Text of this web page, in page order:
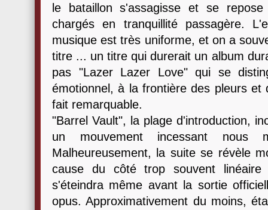
le bataillon s'assagisse et se
chargés en tranquillité passagère.
musique est très uniforme, et on a
titre ... un titre qui durerait un album
pas "Lazer Lazer Love" qui se
émotionnel, à la frontière des pleurs
fait remarquable.
"Barrel Vault", la plage d'introduction,
un mouvement incessant nous
Malheureusement, la suite se révèle
cause du côté trop souvent
s'éteindra même avant la sortie
opus. Approximativement du moins,